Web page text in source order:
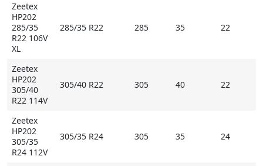
Основные особенности Zeetex HP202
- высокая стабильность благодаря жесткости
плечевых блоков и центрального продольного
ребра;
- надежный контакт с покрытой водой дорогой
обеспечивается широкими дренажными канавками
- компаунд с повышенным содержанием силики
улучшает сцепление на мокром покрытии, придает
протектору высокую стойкость к истиранию.
Zeetex
HP202
285/35
R22 106V
XL
285/35 R22 285 35 22
Zeetex
HP202
305/40
R22 114V
305/40 R22 305 40 22
Zeetex
HP202
305/35
R24 112V
305/35 R24 305 35 24